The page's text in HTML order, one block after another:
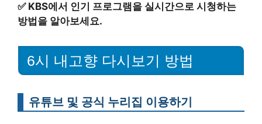
✅ KBS에서 인기 프로그램을 실시간으로 시청하는
방법을 알아보세요.
6시 내고향 다시보기 방법
유튜브 및 공식 누리집 이용하기